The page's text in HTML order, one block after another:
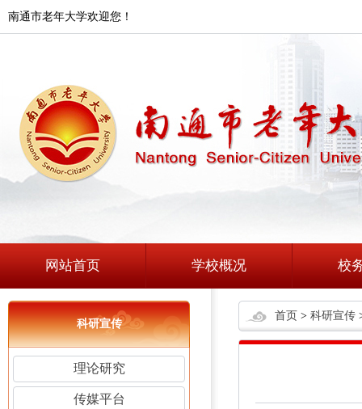
南通市老年大学欢迎您！
网站首页 学校概况 校
科研宣传
理论研究
传媒平台
首页 > 科研宣传